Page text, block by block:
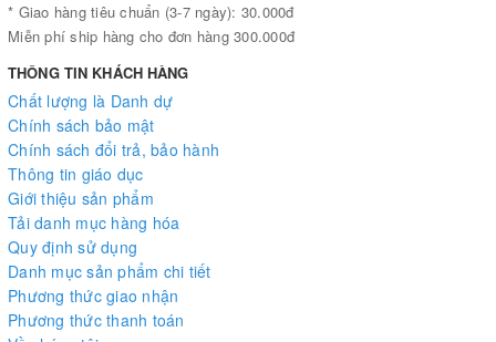
* Giao hàng tiêu chuẩn (3-7 ngày): 30.000đ
Miễn phí ship hàng cho đơn hàng 300.000đ
THÔNG TIN KHÁCH HÀNG
Chất lượng là Danh dự
Chính sách bảo mật
Chính sách đổi trả, bảo hành
Thông tin giáo dục
Giới thiệu sản phẩm
Tải danh mục hàng hóa
Quy định sử dụng
Danh mục sản phẩm chi tiết
Phương thức giao nhận
Phương thức thanh toán